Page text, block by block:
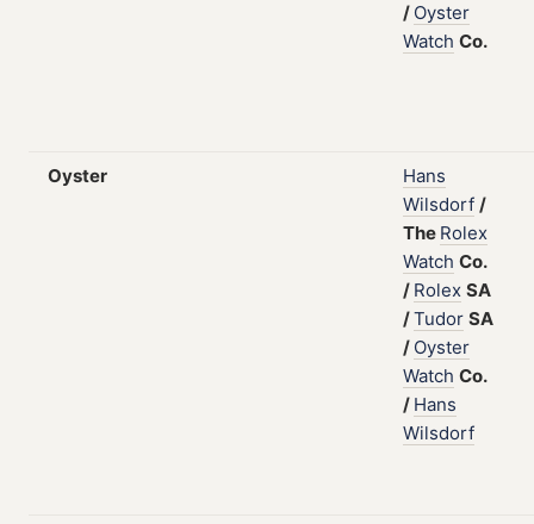
/ Oyster
Watch Co.
Oyster
Hans
Wilsdorf /
The Rolex
Watch Co.
/ Rolex SA
/Tudor SA
/ Oyster
Watch Co.
/ Hans
Wilsdorf